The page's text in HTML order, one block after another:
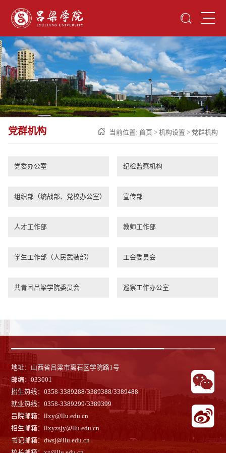
党群机构 当前位置: 首页 > 机构设置 > 党群机构
党委办公室 纪检监察机构
组织部（统战部、党校办公室） 宣传部
人才工作部 教师工作部
学生工作部（人民武装部） 工会委员会
共青团吕梁学院委员会 巡察工作办公室
地址：山西省吕梁市离石区学院路1号
邮编：033001
招生热线：0358-3389288/3389388/3389488
就业热线：0358-3389299/3389399
吕院邮箱：llxy@llu.edu.cn
招生邮箱：llxyzsjy@llu.edu.cn
书记邮箱：dwsj@llu.edu.cn